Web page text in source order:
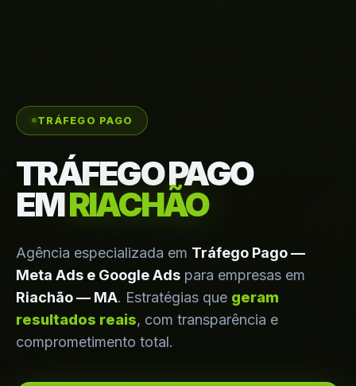
TRÁFEGO PAGO
TRÁFEGO PAGO
EMRIACHÃO
Agência especializada em Tráfego Pago —
Meta Ads e Google Ads para empresas em
Riachão — MA. Estratégias que geram
resultados reais, com transparência e
comprometimento total.